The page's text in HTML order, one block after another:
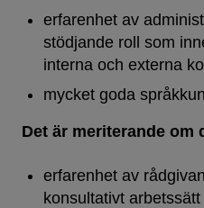
erfarenhet av
stödjande roll som
interna och externa
mycket goda
Det är meriterande om
erfarenhet av
konsultativt arbetssätt